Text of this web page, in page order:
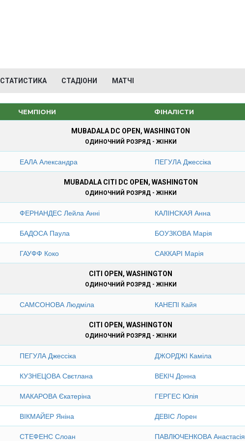
СТАТИСТИКА СТАДІОНИ МАТЧІ
ЧЕМПІОНИ ФІНАЛІСТИ
MUBADALA DC OPEN, WASHINGTON
ОДИНОЧНИЙ РОЗРЯД - ЖІНКИ
ЕАЛА Александра ПЕГУЛА Джессіка
MUBADALA CITI DC OPEN, WASHINGTON
ОДИНОЧНИЙ РОЗРЯД - ЖІНКИ
ФЕРНАНДЕС Лейла Анні КАЛІНСКАЯ Анна
БАДОСА Паула БОУЗКОВА Марія
ГАУФФ Коко САККАРІ Марія
CITI OPEN, WASHINGTON
ОДИНОЧНИЙ РОЗРЯД - ЖІНКИ
САМСОНОВА Людміла КАНЕПІ Кайя
CITI OPEN, WASHINGTON
ОДИНОЧНИЙ РОЗРЯД - ЖІНКИ
ПЕГУЛА Джессіка ДЖОРДЖІ Каміла
КУЗНЕЦОВА Свєтлана ВЕКІЧ Донна
МАКАРОВА Єкатеріна ГЕРГЕС Юлія
ВІКМАЙЕР Яніна ДЕВІС Лорен
СТЕФЕНС Слоан ПАВЛЮЧЕНКОВА Анастасія